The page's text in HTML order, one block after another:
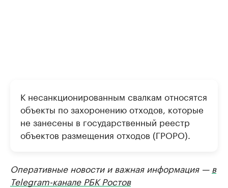
К несанкционированным свалкам относятся
объекты по захоронению отходов, которые
не занесены в государственный реестр
объектов размещения отходов (ГРОРО).
Оперативные новости и важная информация — в
Telegram-канале РБК Ростов